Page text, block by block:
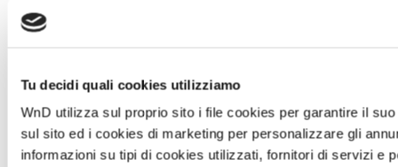
Tu decidi quali cookies utilizziamo
WnD utilizza sul proprio sito i file cookies per garantire il
sul sito ed i cookies di marketing per personalizzare gli
informazioni su tipi di cookies utilizzati, fornitori di servizi e